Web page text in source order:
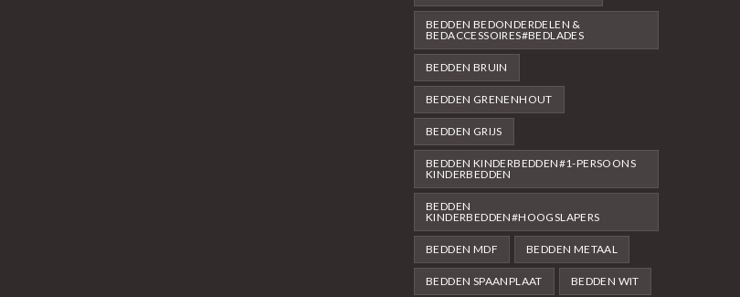
BEDDEN BEDONDERDELEN &
BEDACCESSOIRES#BEDLADES
BEDDEN BRUIN
BEDDEN GRENENHOUT
BEDDEN GRIJS
BEDDEN KINDERBEDDEN#1-PERSOONS
KINDERBEDDEN
BEDDEN
KINDERBEDDEN#HOOGSLAPERS
BEDDEN MDF BEDDEN METAAL
BEDDEN SPAANPLAAT BEDDEN WIT